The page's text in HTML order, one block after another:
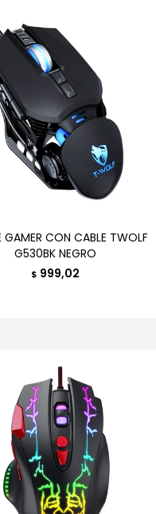
GAMER CON CABLE TWOLF
G530BK NEGRO
$ 999,02